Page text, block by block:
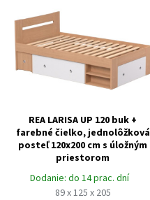
Dodanie: do 14 prac. dní
89 x 125 x 205
REA LARISA UP 120 buk +
farebné čielko, jednolôžková
posteľ 120x200 cm s úložným
priestorom